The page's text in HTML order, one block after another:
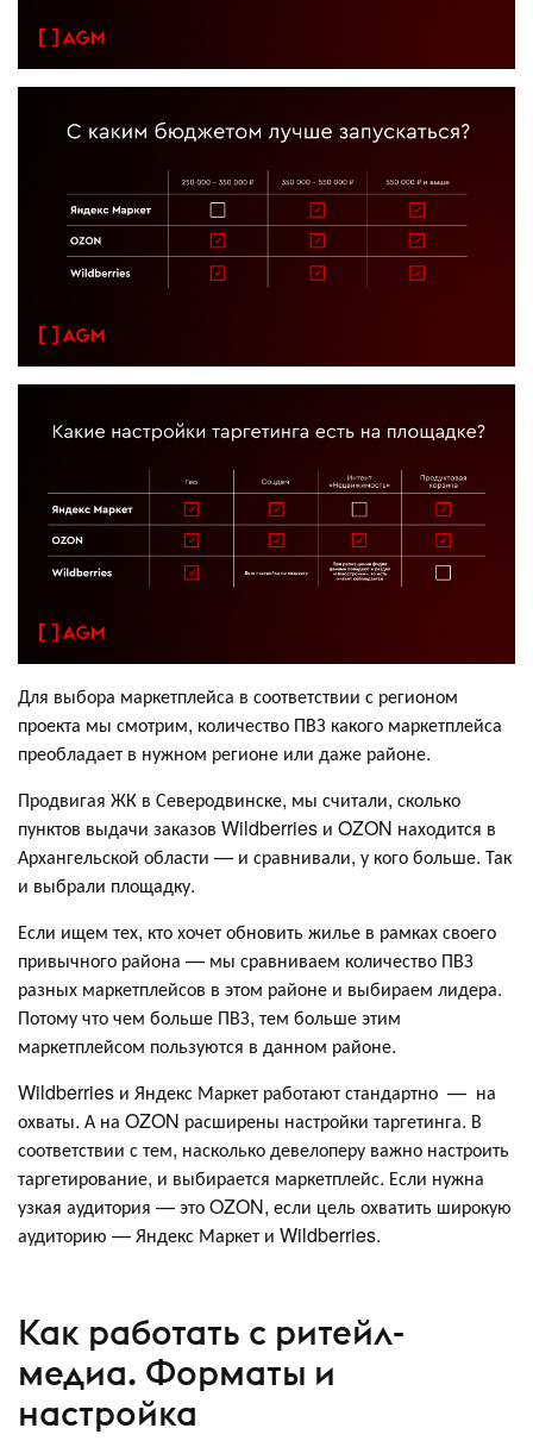
Для выбора маркетплейса в соответствии с регионом
проекта мы смотрим, количество ПВЗ какого маркетплейса
преобладает в нужном регионе или даже районе.
Продвигая ЖК в Северодвинске, мы считали, сколько
пунктов выдачи заказов Wildberries и OZON находится в
Архангельской области — и сравнивали, у кого больше. Так
и выбрали площадку.
Если ищем тех, кто хочет обновить жилье в рамках своего
привычного района — мы сравниваем количество ПВЗ
разных маркетплейсов в этом районе и выбираем лидера.
Потому что чем больше ПВЗ, тем больше этим
маркетплейсом пользуются в данном районе.
Wildberries и Яндекс Маркет работают стандартно — на
охваты. А на OZON расширены настройки таргетинга. В
соответствии с тем, насколько девелоперу важно настроить
таргетирование, и выбирается маркетплейс. Если нужна
узкая аудитория — это OZON, если цель охватить широкую
аудиторию — Яндекс Маркет и Wildberries.
Как работать с ритейл-
медиа. Форматы и
настройка